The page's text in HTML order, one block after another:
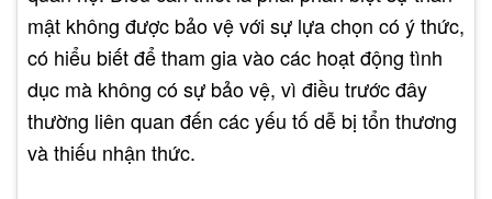
mật không được bảo vệ với sự lựa chọn có ý thức,
có hiểu biết để tham gia vào các hoạt động tình
dục mà không có sự bảo vệ, vì điều trước đây
thường liên quan đến các yếu tố dễ bị tổn thương
và thiếu nhận thức.